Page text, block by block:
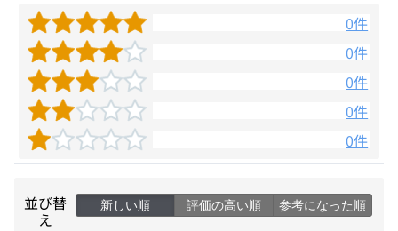
0件
0件
0件
0件
0件
並び替
え
新しい順 評価の高い順 参考になった順